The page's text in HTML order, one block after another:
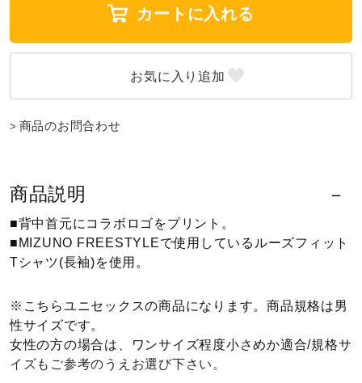
インナー
寝具／ミズノスリープ
サポーター
健康／エクササイズ
ジュニア／キッズ
メディカル
カートに入れる
商品のお問合わせ
商品説明
■背中首元にコラボロゴをプリント。
■MIZUNO FREESTYLEで使用しているルーズフィット
Tシャツ(長袖)を使用。
※こちらユニセックスの商品になります。商品規格は男
性サイズです。
女性の方の場合は、ワンサイズ程度小さめか適合/規格サ
イズもご参考のうえお選び下さい。